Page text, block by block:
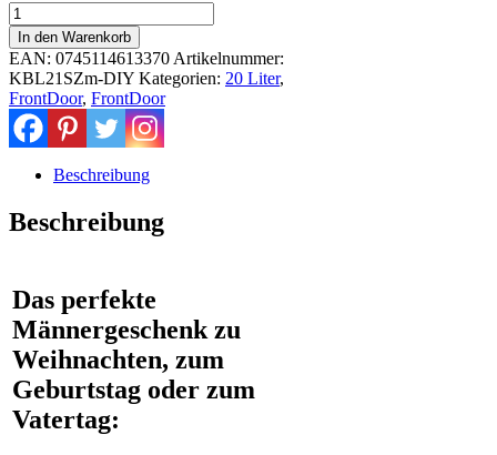
do
it
yourself
MiniBar
Geschenkidee
in
Schwarz
matt
Menge
In den Warenkorb
EAN: 0745114613370 Artikelnummer:
KBL21SZm-DIY Kategorien: 20 Liter,
FrontDoor, FrontDoor
Beschreibung
Beschreibung
Das perfekte
Männergeschenk zu
Weihnachten, zum
Geburtstag oder zum
Vatertag: